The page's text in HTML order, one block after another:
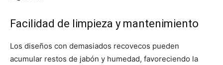
Facilidad de limpieza y mantenimiento
Los diseños con demasiados recovecos pueden
acumular restos de jabón y humedad, favoreciendo la